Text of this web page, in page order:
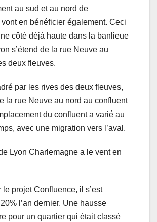
au sud et au nord de
en bénéficier également. Ceci
côté déjà haute dans la banlieue
s’étend de la rue Neuve au
deux fleuves.
par les rives des deux fleuves,
la rue Neuve au nord au confluent
du confluent a varié au
avec une migration vers l’aval.
Lyon Charlemagne a le vent en
le projet Confluence, il s’est
l’an dernier. Une hausse
pour un quartier qui était classé